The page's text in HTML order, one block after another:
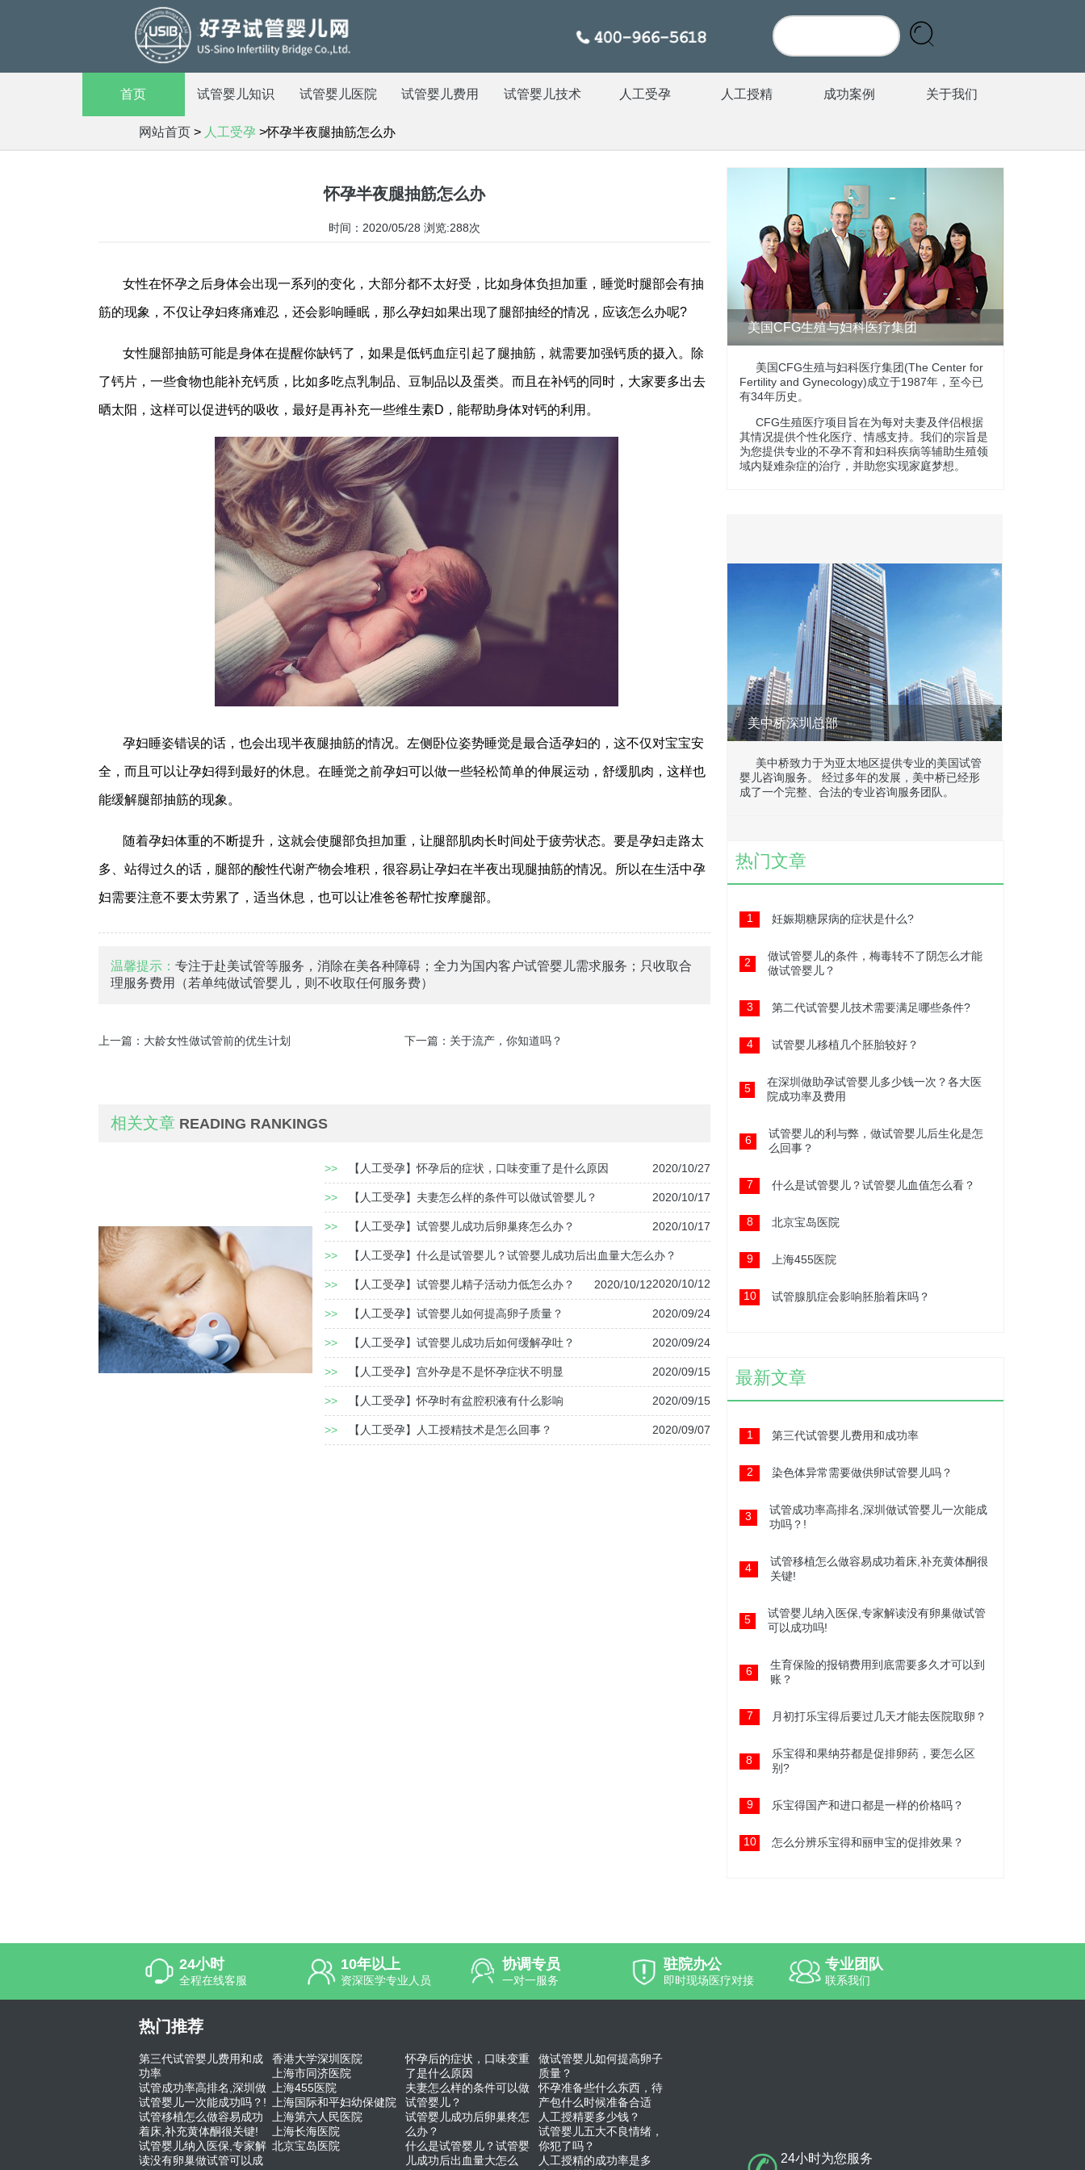
首页 试管婴儿知识 试管婴儿医院 试管婴儿费用 试管婴儿技术 人工受孕 人工授精 成功案例 关于我们
网站首页 > 人工受孕 >怀孕半夜腿抽筋怎么办
怀孕半夜腿抽筋怎么办
时间：2020/05/28 浏览:288次
女性在怀孕之后身体会出现一系列的变化，大部分都不太好受，比如身体负担加重，睡觉时腿部会有抽
筋的现象，不仅让孕妇疼痛难忍，还会影响睡眠，那么孕妇如果出现了腿部抽经的情况，应该怎么办呢?
女性腿部抽筋可能是身体在提醒你缺钙了，如果是低钙血症引起了腿抽筋，就需要加强钙质的摄入。除
了钙片，一些食物也能补充钙质，比如多吃点乳制品、豆制品以及蛋类。而且在补钙的同时，大家要多出去
晒太阳，这样可以促进钙的吸收，最好是再补充一些维生素D，能帮助身体对钙的利用。
孕妇睡姿错误的话，也会出现半夜腿抽筋的情况。左侧卧位姿势睡觉是最合适孕妇的，这不仅对宝宝安
全，而且可以让孕妇得到最好的休息。在睡觉之前孕妇可以做一些轻松简单的伸展运动，舒缓肌肉，这样也
能缓解腿部抽筋的现象。
随着孕妇体重的不断提升，这就会使腿部负担加重，让腿部肌肉长时间处于疲劳状态。要是孕妇走路太
多、站得过久的话，腿部的酸性代谢产物会堆积，很容易让孕妇在半夜出现腿抽筋的情况。所以在生活中孕
妇需要注意不要太劳累了，适当休息，也可以让准爸爸帮忙按摩腿部。
温馨提示： 专注于赴美试管等服务，消除在美各种障碍；全力为国内客户试管婴儿需求服务；只收取合
理服务费用（若单纯做试管婴儿，则不收取任何服务费）
上一篇： 大龄女性做试管前的优生计划 下一篇： 关于流产，你知道吗？
相关文章 READING RANKINGS
>> 【人工受孕】怀孕后的症状，口味变重了是什么原因 2020/10/27
>> 【人工受孕】夫妻怎么样的条件可以做试管婴儿？ 2020/10/17
>> 【人工受孕】试管婴儿成功后卵巢疼怎么办？ 2020/10/17
>> 【人工受孕】什么是试管婴儿？试管婴儿成功后出血量大怎么办？
2020/10/12
>> 【人工受孕】试管婴儿精子活动力低怎么办？ 2020/10/12
>> 【人工受孕】试管婴儿如何提高卵子质量？ 2020/09/24
>> 【人工受孕】试管婴儿成功后如何缓解孕吐？ 2020/09/24
>> 【人工受孕】宫外孕是不是怀孕症状不明显 2020/09/15
>> 【人工受孕】怀孕时有盆腔积液有什么影响 2020/09/15
>> 【人工受孕】人工授精技术是怎么回事？ 2020/09/07
美国CFG生殖与妇科医疗集团
美国CFG生殖与妇科医疗集团(The Center for
Fertility and Gynecology)成立于1987年，至今已
有34年历史。
CFG生殖医疗项目旨在为每对夫妻及伴侣根据
其情况提供个性化医疗、情感支持。我们的宗旨是
为您提供专业的不孕不育和妇科疾病等辅助生殖领
域内疑难杂症的治疗，并助您实现家庭梦想。
美中桥深圳总部
美中桥致力于为亚太地区提供专业的美国试管
婴儿咨询服务。 经过多年的发展，美中桥已经形
成了一个完整、合法的专业咨询服务团队。
热门文章
1 妊娠期糖尿病的症状是什么?
2
做试管婴儿的条件，梅毒转不了阴怎么才能
做试管婴儿？
3 第二代试管婴儿技术需要满足哪些条件?
4 试管婴儿移植几个胚胎较好？
5
在深圳做助孕试管婴儿多少钱一次？各大医
院成功率及费用
6
试管婴儿的利与弊，做试管婴儿后生化是怎
么回事？
7 什么是试管婴儿？试管婴儿血值怎么看？
8 北京宝岛医院
9 上海455医院
10 试管腺肌症会影响胚胎着床吗？
最新文章
1 第三代试管婴儿费用和成功率
2 染色体异常需要做供卵试管婴儿吗？
3
试管成功率高排名,深圳做试管婴儿一次能成
功吗？!
4
试管移植怎么做容易成功着床,补充黄体酮很
关键!
5
试管婴儿纳入医保,专家解读没有卵巢做试管
可以成功吗!
6
生育保险的报销费用到底需要多久才可以到
账？
7 月初打乐宝得后要过几天才能去医院取卵？
8
乐宝得和果纳芬都是促排卵药，要怎么区
别?
9 乐宝得国产和进口都是一样的价格吗？
10 怎么分辨乐宝得和丽申宝的促排效果？
24小时
全程在线客服
10年以上
资深医学专业人员
协调专员
一对一服务
驻院办公
即时现场医疗对接
专业团队
联系我们
热门推荐
第三代试管婴儿费用和成
功率
试管成功率高排名,深圳做
试管婴儿一次能成功吗？!
试管移植怎么做容易成功
着床,补充黄体酮很关键!
试管婴儿纳入医保,专家解
读没有卵巢做试管可以成
香港大学深圳医院
上海市同济医院
上海455医院
上海国际和平妇幼保健院
上海第六人民医院
上海长海医院
北京宝岛医院
怀孕后的症状，口味变重
了是什么原因
夫妻怎么样的条件可以做
试管婴儿？
试管婴儿成功后卵巢疼怎
么办？
什么是试管婴儿？试管婴
儿成功后出血量大怎么
做试管婴儿如何提高卵子
质量？
怀孕准备些什么东西，待
产包什么时候准备合适
人工授精要多少钱？
试管婴儿五大不良情绪，
你犯了吗？
人工授精的成功率是多
24小时为您服务